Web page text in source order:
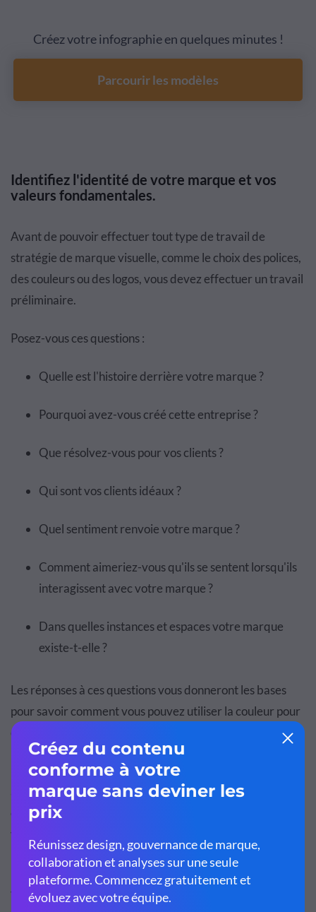
Créez votre infographie en quelques minutes !
Parcourir les modèles
Identifiez l'identité de votre marque et vos
valeurs fondamentales.
Avant de pouvoir effectuer tout type de travail de
stratégie de marque visuelle, comme le choix des polices,
des couleurs ou des logos, vous devez effectuer un travail
préliminaire.
Posez-vous ces questions :
Quelle est l'histoire derrière votre marque ?
Pourquoi avez-vous créé cette entreprise ?
Que résolvez-vous pour vos clients ?
Qui sont vos clients idéaux ?
Quel sentiment renvoie votre marque ?
Comment aimeriez-vous qu'ils se sentent lorsqu'ils
interagissent avec votre marque ?
Dans quelles instances et espaces votre marque
existe-t-elle ?
Les réponses à ces questions vous donneront les bases
pour savoir comment vous pouvez utiliser la couleur pour
diffuser votre message et votre objectif.
Les couleurs sont liées aux émotions, aux souvenirs et aux
associations. L'utilisation de ces connaissances pour
choisir les bonnes couleurs de marque est essentielle à
votre succès.
Faites une liste de mots descriptifs représentatifs de
votre entreprise et de votre marque. Utilisez-en au moins